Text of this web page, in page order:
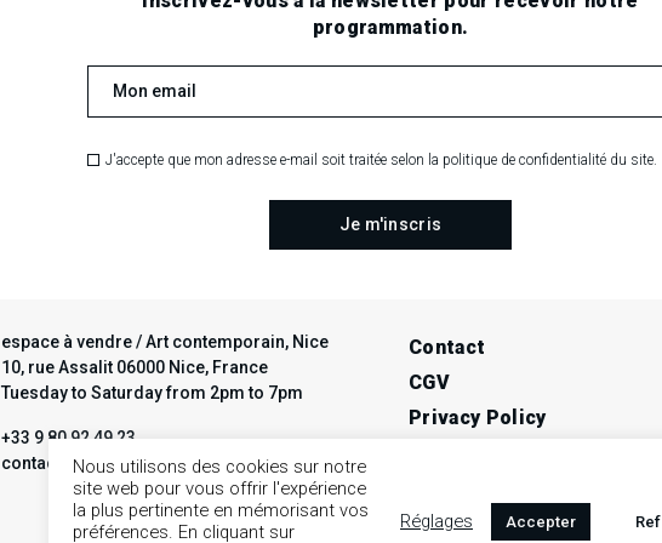
programmation.
J'accepte que mon adresse e-mail soit traitée selon la politique de confidentialité du site.
espace à vendre / Art contemporain, Nice
10, rue Assalit 06000 Nice, France
Tuesday to Saturday from 2pm to 7pm
+33 9 80 92 49 23
contact@espace-avendre.com
Contact
CGV
Privacy Policy
Nous utilisons des cookies sur notre
site web pour vous offrir l'expérience
la plus pertinente en mémorisant vos
préférences. En cliquant sur
Réglages Accepter